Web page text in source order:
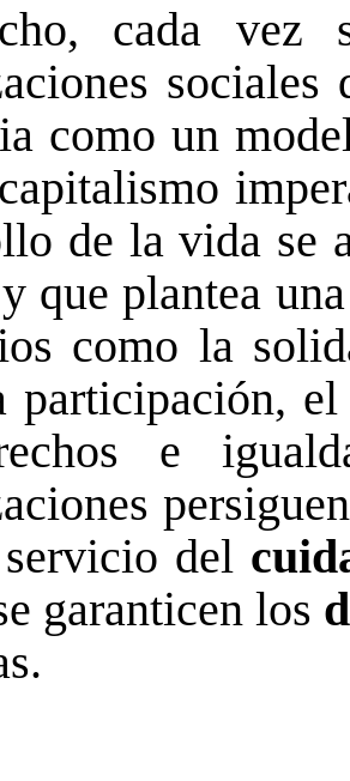
cada vez
como un
de la vida se
que plantea
como la
participación,
e
del
garanticen los